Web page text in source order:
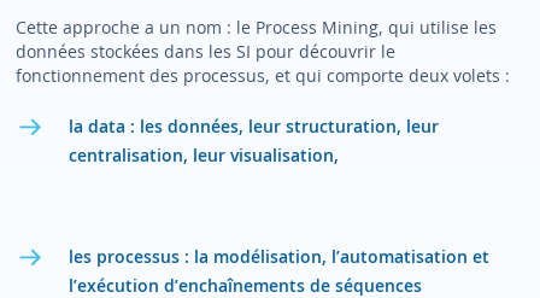
Cette approche a un nom : le Process Mining, qui utilise les
données stockées dans les SI pour découvrir le
fonctionnement des processus, et qui comporte deux volets :
la data : les données, leur structuration, leur
centralisation, leur visualisation,
les processus : la modélisation, l’automatisation et
l’exécution d’enchaînements de séquences